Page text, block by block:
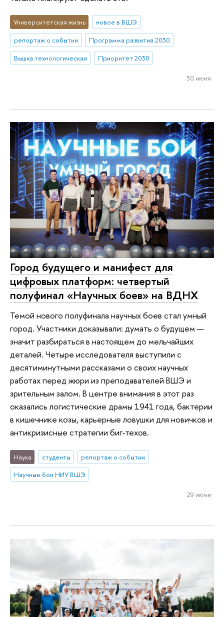
Университетская жизнь
новое в ВШЭ
репортаж о событии
Программа развития 2030
Вышка технологическая
Приоритет 2030
30 июня
Город будущего и манифест для
цифровых платформ: четвертый
полуфинал «Научных боев» на ВДНХ
Темой нового полуфинала научных боев стал умный
город. Участники доказывали: думать о будущем —
значит разбираться в настоящем до мельчайших
деталей. Четыре исследователя выступили с
десятиминутными рассказами о своих научных
работах перед жюри из преподавателей ВШЭ и
зрительным залом. В центре внимания в этот раз
оказались логистические драмы 1941 года, бактерии
в кишечнике козы, карьерные ловушки для новичков и
антикризисные стратегии биг-техов.
Наука студенты
репортаж о событии
Научные бои НИУ ВШЭ
29 июня